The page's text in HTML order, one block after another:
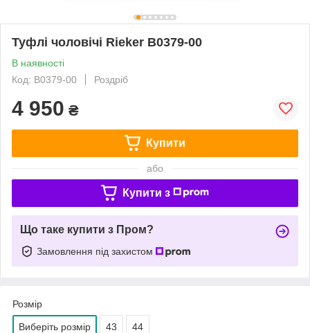
Туфлі чоловічі Rieker B0379-00
В наявності
Код: B0379-00
Роздріб
4 950 ₴
Купити
або
Купити з
Що таке купити з Пром?
Замовлення під захистом
Розмір
Виберіть розмір 43 44